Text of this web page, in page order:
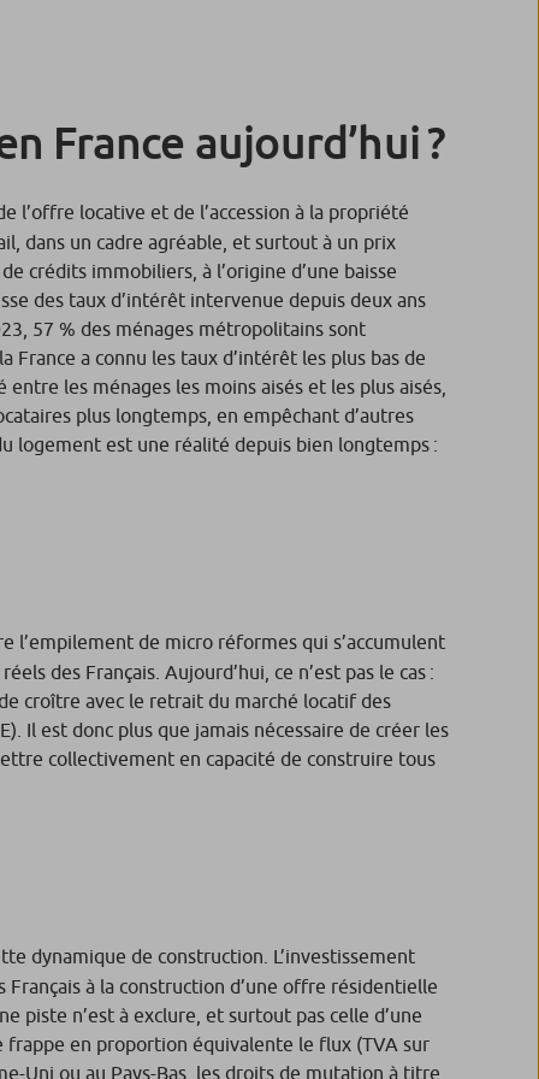
France aujourd’hui ?
l’offre locative et de l’accession à la propriété
dans un cadre agréable, et surtout à un prix
crédits immobiliers, à l’origine d’une baisse
des taux d’intérêt intervenue depuis deux ans
57 % des ménages métropolitains sont
a connu les taux d’intérêt les plus bas de
les ménages les moins aisés et les plus aisés,
plus longtemps, en empêchant d’autres
logement est une réalité depuis bien longtemps :
de micro réformes qui s’accumulent
des Français. Aujourd’hui, ce n’est pas le cas :
croître avec le retrait du marché locatif des
Il est donc plus que jamais nécessaire de créer les
collectivement en capacité de construire tous
dynamique de construction. L’investissement
à la construction d’une offre résidentielle
piste n’est à exclure, et surtout pas celle d’une
en proportion équivalente le flux (TVA sur
Uni ou au Pays-Bas, les droits de mutation à titre